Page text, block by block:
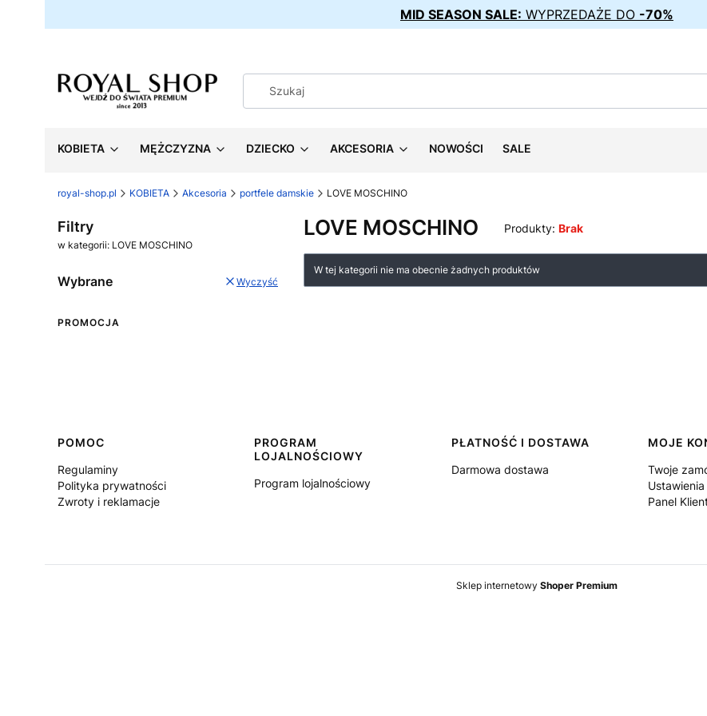
MID SEASON SALE: WYPRZEDAŻE DO -70%
KOBIETA MĘŻCZYZNA DZIECKO AKCESORIA NOWOŚCI SALE
royal-shop.pl KOBIETA Akcesoria portfele damskie LOVE MOSCHINO
Filtry
w kategorii: LOVE MOSCHINO
Wybrane Wyczyść
PROMOCJA
LOVE MOSCHINO Produkty: Brak
Lista produktów
W tej kategorii nie ma obecnie żadnych produktów
Linki w stopce
POMOC
Regulaminy
Polityka prywatności
Zwroty i reklamacje
PROGRAM
LOJALNOŚCIOWY
Program lojalnościowy
PŁATNOŚĆ I DOSTAWA
Darmowa dostawa
MOJE
Twoje
Panel
Sklep internetowy Shoper Premium